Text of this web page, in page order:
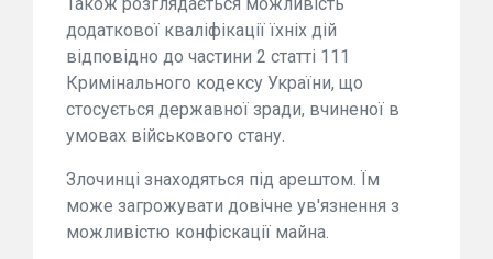
додаткової кваліфікації їхніх дій
відповідно до частини 2 статті 111
Кримінального кодексу України, що
стосується державної зради, вчиненої в
умовах військового стану.
Злочинці знаходяться під арештом. Їм
може загрожувати довічне ув'язнення з
можливістю конфіскації майна.